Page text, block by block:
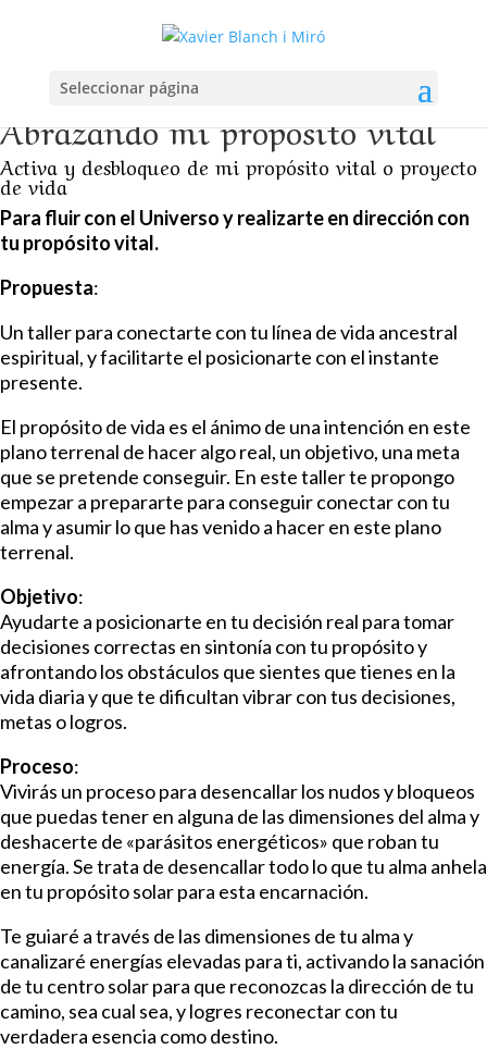
Seleccionar página
Abrazando mi propósito vital
Activa y desbloqueo de mi propósito vital o proyecto
de vida
Para fluir con el Universo y realizarte en dirección con
tu propósito vital.
Propuesta:
Un taller para conectarte con tu línea de vida ancestral
espiritual, y facilitarte el posicionarte con el instante
presente.
El propósito de vida es el ánimo de una intención en este
plano terrenal de hacer algo real, un objetivo, una meta
que se pretende conseguir. En este taller te propongo
empezar a prepararte para conseguir conectar con tu
alma y asumir lo que has venido a hacer en este plano
terrenal.
Objetivo:
Ayudarte a posicionarte en tu decisión real para tomar
decisiones correctas en sintonía con tu propósito y
afrontando los obstáculos que sientes que tienes en la
vida diaria y que te dificultan vibrar con tus decisiones,
metas o logros.
Proceso:
Vivirás un proceso para desencallar los nudos y bloqueos
que puedas tener en alguna de las dimensiones del alma y
deshacerte de «parásitos energéticos» que roban tu
energía. Se trata de desencallar todo lo que tu alma anhela
en tu propósito solar para esta encarnación.
Te guiaré a través de las dimensiones de tu alma y
canalizaré energías elevadas para ti, activando la sanación
de tu centro solar para que reconozcas la dirección de tu
camino, sea cual sea, y logres reconectar con tu
verdadera esencia como destino.